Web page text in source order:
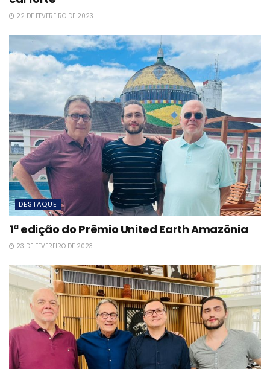
22 DE FEVEREIRO DE 2023
DESTAQUE
1ª edição do Prêmio United Earth Amazônia
23 DE FEVEREIRO DE 2023